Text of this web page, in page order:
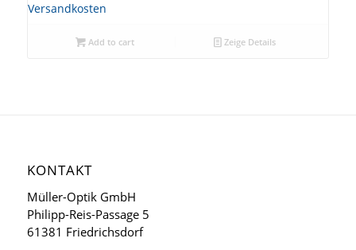
Versandkosten
Add to cart Zeige Details
KONTAKT
Müller-Optik GmbH
Philipp-Reis-Passage 5
61381 Friedrichsdorf